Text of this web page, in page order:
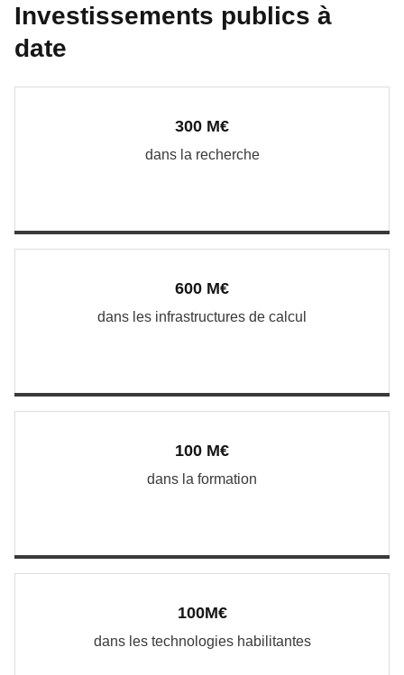
Investissements publics à
date
300 M€
dans la recherche
600 M€
dans les infrastructures de calcul
100 M€
dans la formation
100M€
dans les technologies habilitantes